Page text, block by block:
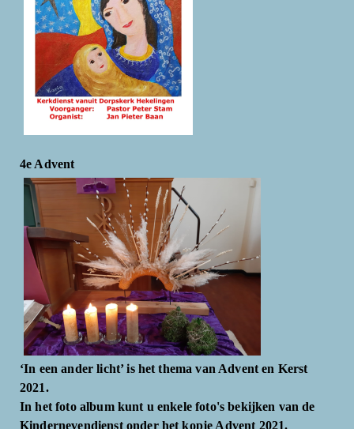
4e Advent
‘In een ander licht’ is het thema van Advent en Kerst
2021.
In het foto album kunt u enkele foto's bekijken van de
Kindernevendienst onder het kopje Advent 2021.